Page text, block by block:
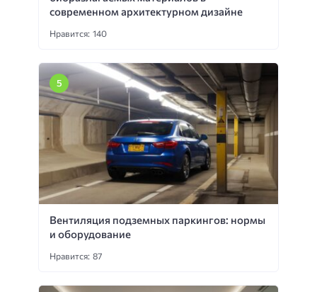
современном архитектурном дизайне
Нравится: 140
Вентиляция подземных паркингов: нормы
и оборудование
Нравится: 87